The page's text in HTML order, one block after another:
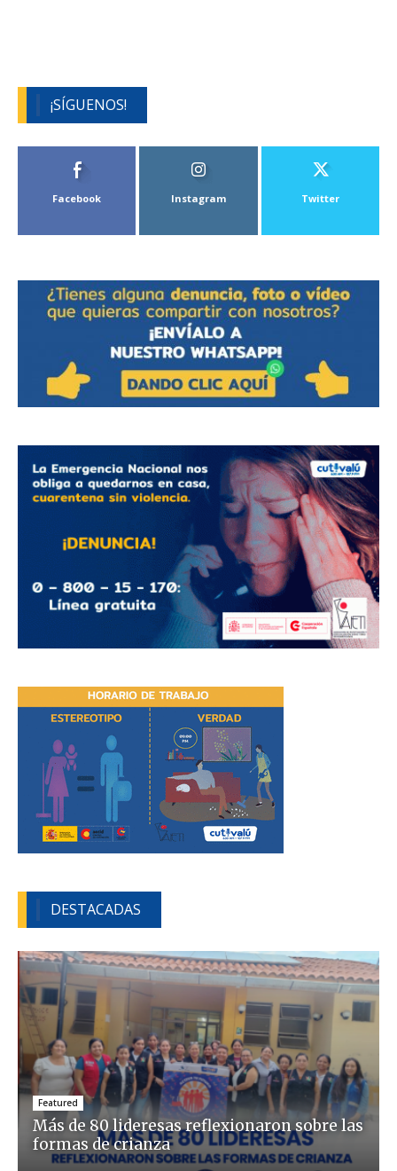
¡SÍGUENOS!
DESTACADAS
Featured
Más de 80 lideresas reflexionaron sobre las
formas de crianza